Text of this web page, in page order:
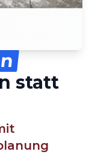
statt